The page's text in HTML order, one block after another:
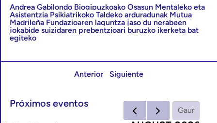
Andrea Gabilondo Biogipuzkoako Osasun Mentaleko eta
Asistentzia Psikiatrikoko Taldeko arduradunak Mutua
Madrileña Fundazioaren laguntza jaso du nerabeen
jokabide suizidaren prebentzioari buruzko ikerketa bat
egiteko
Anterior Siguiente
Próximos eventos
Gaur